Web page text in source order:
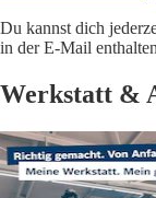
Du kannst dich
in der E-Mail
Werkstatt &